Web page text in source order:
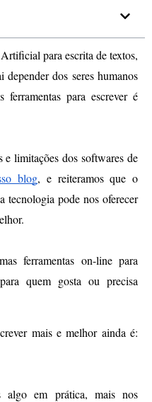
para escrita de textos,
dos seres humanos
para escrever é
e limitações dos softwares de
blog, e reiteramos que o
tecnologia pode nos oferecer
ferramentas on-line para
quem gosta ou precisa
algo em prática, mais nos